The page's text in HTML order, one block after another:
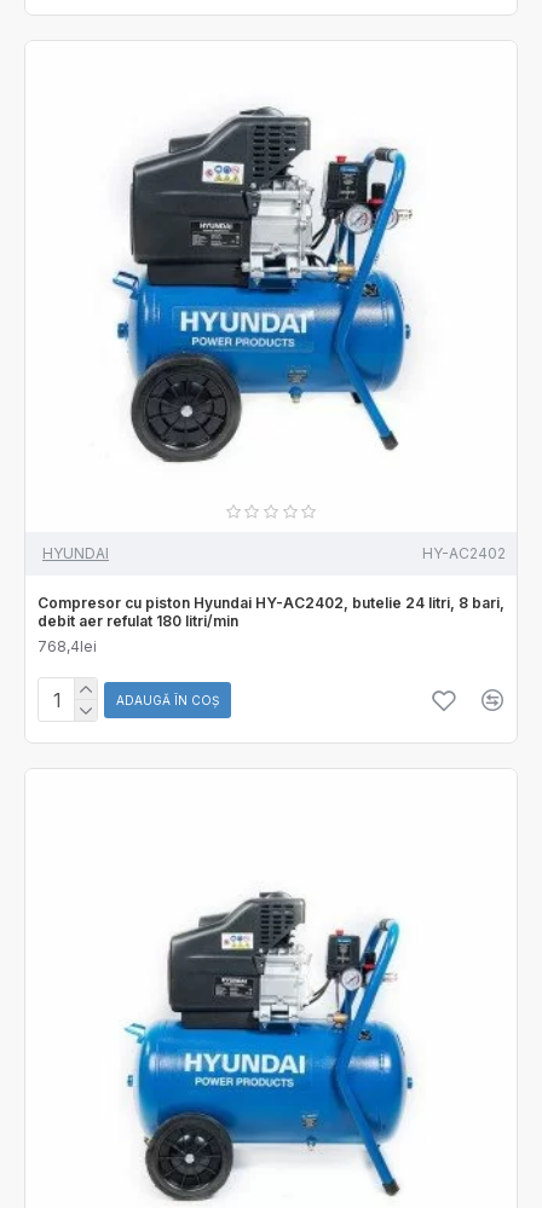
HYUNDAI HY-AC2402
Compresor cu piston Hyundai HY-AC2402, butelie 24 litri, 8 bari,
debit aer refulat 180 litri/min
768,4lei
ADAUGĂ ÎN COŞ